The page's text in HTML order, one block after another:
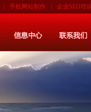
手机网站制作 企业SEO培训